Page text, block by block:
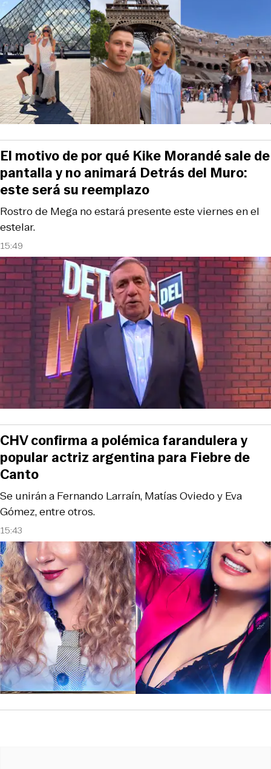
15:49
Rostro de Mega no estará presente este viernes en el
estelar.
El motivo de por qué Kike Morandé sale de
pantalla y no animará Detrás del Muro:
este será su reemplazo
15:43
Se unirán a Fernando Larraín, Matías Oviedo y Eva
Gómez, entre otros.
CHV confirma a polémica farandulera y
popular actriz argentina para Fiebre de
Canto